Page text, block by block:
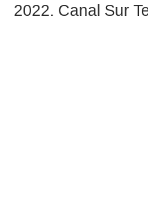
2022. Canal Sur